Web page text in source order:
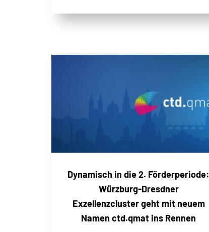
Dynamisch in die 2. Förderperiode:
Würzburg-Dresdner
Exzellenzcluster geht mit neuem
Namen ctd.qmat ins Rennen